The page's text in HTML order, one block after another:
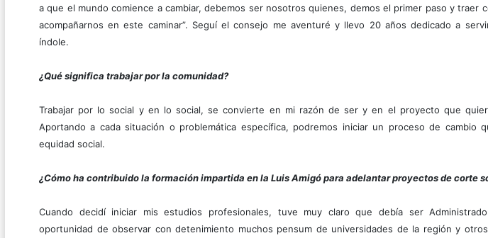
a que el mundo comience a cambiar, debemos ser nosotros quienes, demos el primer paso y traer
acompañarnos en este caminar”. Seguí el consejo me aventuré y llevo 20 años dedicado a
índole.
¿Qué significa trabajar por la comunidad?
Trabajar por lo social y en lo social, se convierte en mi razón de ser y en el proyecto que
Aportando a cada situación o problemática específica, podremos iniciar un proceso de cambio
equidad social.
¿Cómo ha contribuido la formación impartida en la Luis Amigó para adelantar proyectos de corte
Cuando decidí iniciar mis estudios profesionales, tuve muy claro que debía ser
oportunidad de observar con detenimiento muchos pensum de universidades de la región y